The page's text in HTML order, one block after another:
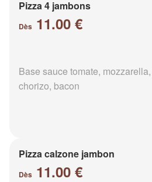
Pizza 4 jambons
Dès 11.00 €
Base sauce tomate,
chorizo, bacon
Pizza calzone jambon
Dès 11.00 €